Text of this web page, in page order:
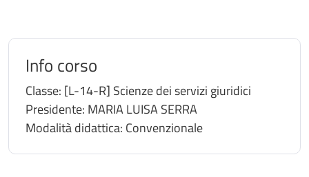
Info corso
Classe: [L-14-R] Scienze dei servizi giuridici
Presidente: MARIA LUISA SERRA
Modalità didattica: Convenzionale